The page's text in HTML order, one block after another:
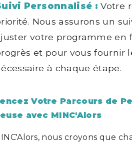
Personnalisé : Votre
Nous assurons un
votre programme en
et pour vous fournir
à chaque étape.
Votre Parcours de
avec MINC'Alors
nous croyons que